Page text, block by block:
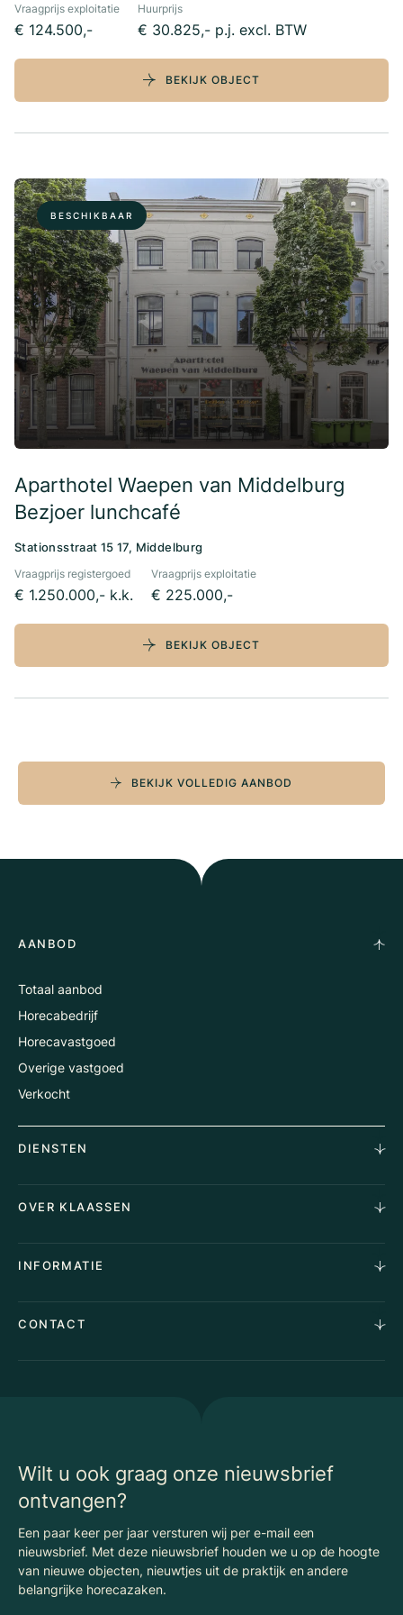
Vraagprijs exploitatie
€ 124.500,-
Huurprijs
€ 30.825,- p.j. excl. BTW
BEKIJK OBJECT
BESCHIKBAAR
Aparthotel Waepen van Middelburg
Bezjoer lunchcafé
Stationsstraat 15 17, Middelburg
Vraagprijs registergoed
€ 1.250.000,- k.k.
Vraagprijs exploitatie
€ 225.000,-
BEKIJK OBJECT
BEKIJK VOLLEDIG AANBOD
AANBOD
Totaal aanbod
Horecabedrijf
Horecavastgoed
Overige vastgoed
Verkocht
DIENSTEN
Aankoopopdracht
Stille verkoop
Taxaties
Advies
OVER KLAASSEN
Waarom Klaassen
Vacatures
Algemene voorwaarden
INFORMATIE
Vergunningen
CONTACT
Wilt u ook graag onze nieuwsbrief
ontvangen?
Een paar keer per jaar versturen wij per e-mail een
nieuwsbrief. Met deze nieuwsbrief houden we u op de hoogte
van nieuwe objecten, nieuwtjes uit de praktijk en andere
belangrijke horecazaken.